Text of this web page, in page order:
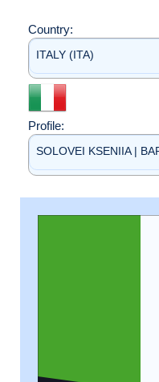
Country:
ITALY (ITA)
Profile:
SOLOVEI KSENIIA |